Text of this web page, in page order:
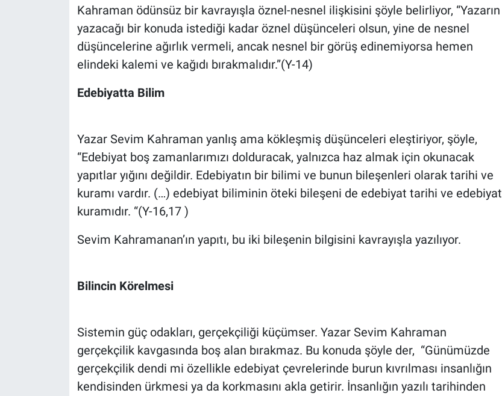
Kahraman ödünsüz bir kavrayışla öznel-nesnel ilişkisini şöyle belirliyor, “Yazarın
yazacağı bir konuda istediği kadar öznel düşünceleri olsun, yine de nesnel
düşüncelerine ağırlık vermeli, ancak nesnel bir görüş edinemiyorsa hemen
elindeki kalemi ve kağıdı bırakmalıdır.”(Y-14)
Edebiyatta Bilim
Yazar Sevim Kahraman yanlış ama kökleşmiş düşünceleri eleştiriyor, şöyle,
“Edebiyat boş zamanlarımızı dolduracak, yalnızca haz almak için okunacak
yapıtlar yığını değildir. Edebiyatın bir bilimi ve bunun bileşenleri olarak tarihi ve
kuramı vardır. (…) edebiyat biliminin öteki bileşeni de edebiyat tarihi ve edebiyat
kuramıdır. “(Y-16,17 )
Sevim Kahramanan’ın yapıtı, bu iki bileşenin bilgisini kavrayışla yazılıyor.
Bilincin Körelmesi
Sistemin güç odakları, gerçekçiliği küçümser. Yazar Sevim Kahraman
gerçekçilik kavgasında boş alan bırakmaz. Bu konuda şöyle der, “Günümüzde
gerçekçilik dendi mi özellikle edebiyat çevrelerinde burun kıvrılması insanlığın
kendisinden ürkmesi ya da korkmasını akla getirir. İnsanlığın yazılı tarihinden